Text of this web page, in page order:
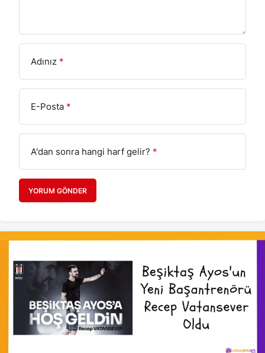
Adınız *
E-Posta *
A'dan sonra hangi harf gelir? *
YORUM GÖNDER